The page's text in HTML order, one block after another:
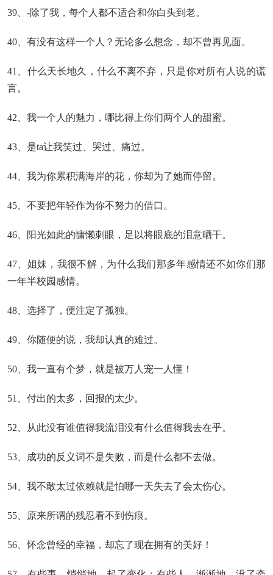
39、-除了我，每个人都不适合和你白头到老。
40、有没有这样一个人？无论多么想念，却不曾再见面。
41、什么天长地久，什么不离不弃，只是你对所有人说的谎
言。
42、我一个人的魅力，哪比得上你们两个人的甜蜜。
43、是ta让我笑过、哭过、痛过。
44、我为你累积满海岸的花，你却为了她而停留。
45、不要把年轻作为你不努力的借口。
46、阳光如此的慵懒刺眼，足以将眼底的泪意晒干。
47、姐妹，我很不解，为什么我们那多年感情还不如你们那
一年半校园感情。
48、选择了，便注定了孤独。
49、你随便的说，我却认真的难过。
50、我一直有个梦，就是被万人宠一人懂！
51、付出的太多，回报的太少。
52、从此没有谁值得我流泪没有什么值得我去在乎。
53、成功的反义词不是失败，而是什么都不去做。
54、我不敢太过依赖就是怕哪一天失去了会太伤心。
55、原来所谓的残忍看不到伤痕。
56、怀念曾经的幸福，却忘了现在拥有的美好！